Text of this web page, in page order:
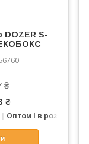
DOZER S-
ЕКОБОКС
₴
₴
Оптом і в роздріб